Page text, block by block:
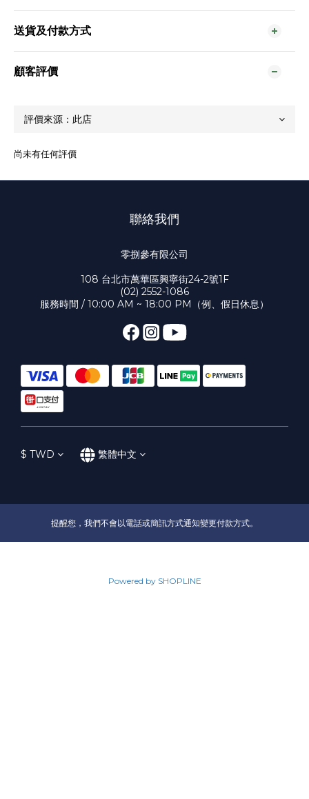
送貨及付款方式
顧客評價
尚未有任何評價
聯絡我們
零捌參有限公司
108 台北市萬華區興寧街24-2號1F
(02) 2552-1086
服務時間 / 10:00 AM ~ 18:00 PM（例、假日休息）
$ TWD 繁體中文
提醒您，我們不會以電話或簡訊方式通知變更付款方式。
Powered by SHOPLINE